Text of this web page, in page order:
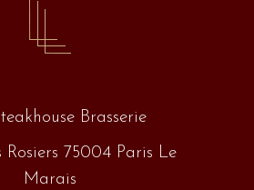
Brasserie
Rosiers 75004 Paris Le
Marais